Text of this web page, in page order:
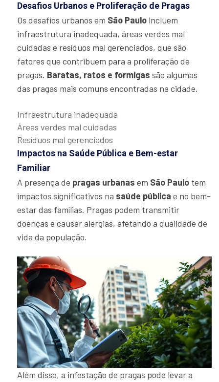
Desafios Urbanos e Proliferação de Pragas
Os desafios urbanos em São Paulo incluem
infraestrutura inadequada, áreas verdes mal
cuidadas e resíduos mal gerenciados, que são
fatores que contribuem para a proliferação de
pragas. Baratas, ratos e formigas são algumas
das pragas mais comuns encontradas na cidade.
Infraestrutura inadequada
Áreas verdes mal cuidadas
Resíduos mal gerenciados
Impactos na Saúde Pública e Bem-estar
Familiar
A presença de pragas urbanas em São Paulo tem
impactos significativos na saúde pública e no bem-
estar das famílias. Pragas podem transmitir
doenças e causar alergias, afetando a qualidade de
vida da população.
Além disso, a infestação de pragas pode levar a